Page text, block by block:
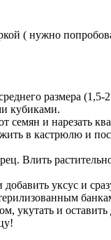
( нужно
размера (1,5-
кубиками.
семян и нарезать
в кастрюлю и
Влить
уксус и
укутать и